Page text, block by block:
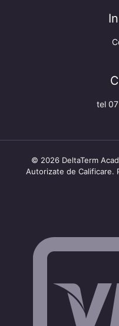
tel
© 2026 DeltaTerm
Autorizate de Calificare.